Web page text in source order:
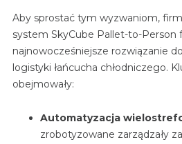
Aby sprostać tym wyzwaniom,
system SkyCube Pallet-to-Person
najnowocześniejsze rozwiązanie
logistyki łańcucha chłodniczego.
obejmowały:
Automatyzacja
zrobotyzowane zarządzały